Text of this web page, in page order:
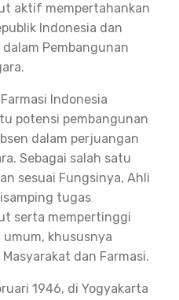
aktif mempertahankan
Indonesia dan
Pembangunan
Indonesia
potensi pembangunan
dalam perjuangan
Sebagai salah satu
sesuai Fungsinya, Ahli
tugas
serta mempertinggi
khususnya
dan Farmasi.
1946, di Yogyakarta